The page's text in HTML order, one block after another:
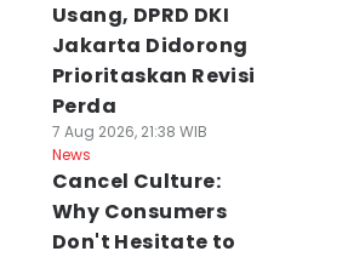
Usang, DPRD DKI
Jakarta Didorong
Prioritaskan Revisi
Perda
7 Aug 2026, 21:38 WIB
News
Cancel Culture:
Why Consumers
Don't Hesitate to